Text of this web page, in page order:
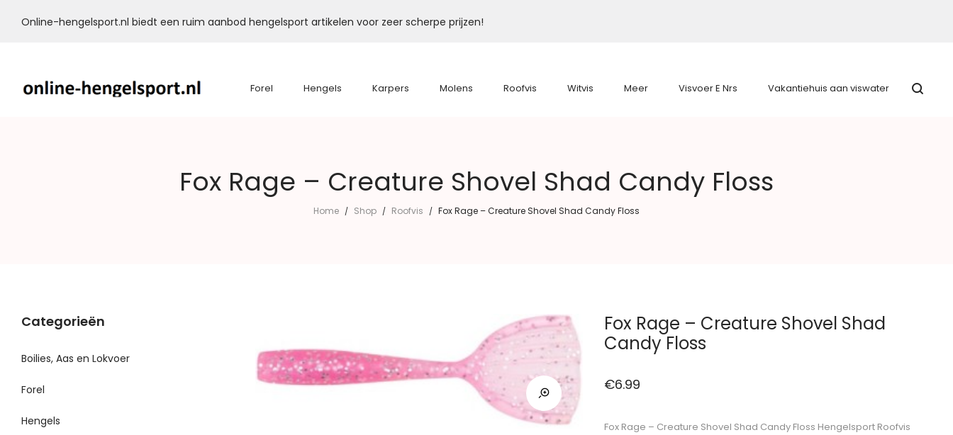
Online-hengelsport.nl biedt een ruim aanbod hengelsport artikelen voor zeer scherpe prijzen!
Forel Hengels Karpers Molens Roofvis Witvis Meer Visvoer E Nrs Vakantiehuis aan viswater
Fox Rage – Creature Shovel Shad Candy Floss
Home / Shop / Roofvis / Fox Rage – Creature Shovel Shad Candy Floss
Fox Rage – Creature Shovel Shad
Candy Floss
€6.99
Fox Rage – Creature Shovel Shad Candy Floss Hengelsport Roofvis
Categorieën
Boilies, Aas en Lokvoer
Forel
Hengels